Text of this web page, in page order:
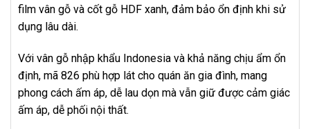
film vân gỗ và cốt gỗ HDF xanh, đảm bảo ổn định khi sử
dụng lâu dài.
Với vân gỗ nhập khẩu Indonesia và khả năng chịu ẩm ổn
định, mã 826 phù hợp lát cho quán ăn gia đình, mang
phong cách ấm áp, dễ lau dọn mà vẫn giữ được cảm giác
ấm áp, dễ phối nội thất.